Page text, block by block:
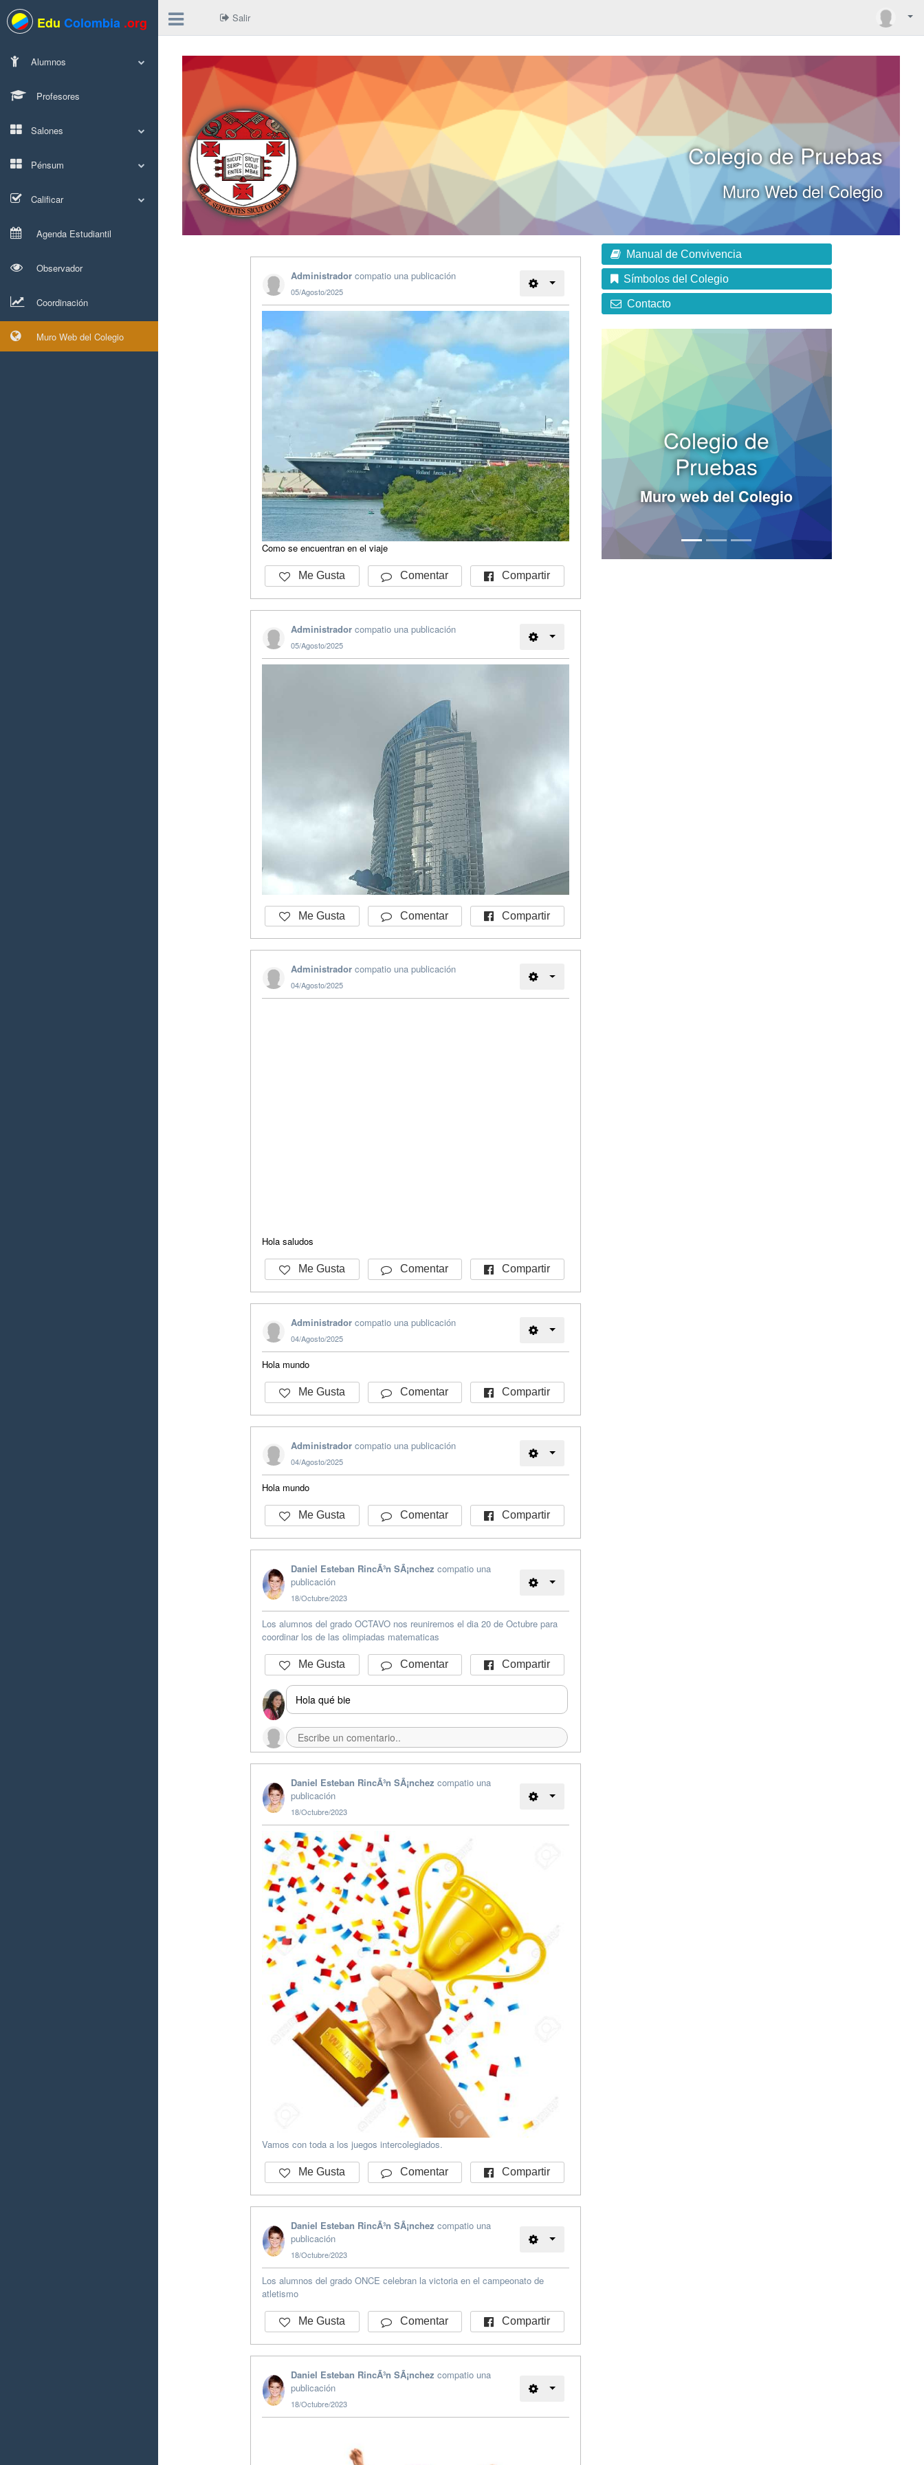
Edu Colombia .org
Alumnos
Profesores
Salones
Pénsum
Calificar
Agenda Estudiantil
Observador
Coordinación
Muro Web del Colegio
Salir
Colegio de Pruebas
Muro Web del Colegio
Administrador compatio una publicación
05/Agosto/2025
Como se encuentran en el viaje
Me Gusta Comentar Compartir
Administrador compatio una publicación
05/Agosto/2025
Me Gusta Comentar Compartir
Administrador compatio una publicación
04/Agosto/2025
Hola saludos
Me Gusta Comentar Compartir
Administrador compatio una publicación
04/Agosto/2025
Hola mundo
Me Gusta Comentar Compartir
Administrador compatio una publicación
04/Agosto/2025
Hola mundo
Me Gusta Comentar Compartir
Daniel Esteban RincÃ³n SÃ¡nchez compatio una
publicación
18/Octubre/2023
Los alumnos del grado OCTAVO nos reuniremos el dia 20 de Octubre para
coordinar los de las olimpiadas matematicas
Me Gusta Comentar Compartir
Hola qué bie
Daniel Esteban RincÃ³n SÃ¡nchez compatio una
publicación
18/Octubre/2023
Vamos con toda a los juegos intercolegiados.
Me Gusta Comentar Compartir
Daniel Esteban RincÃ³n SÃ¡nchez compatio una
publicación
18/Octubre/2023
Los alumnos del grado ONCE celebran la victoria en el campeonato de
atletismo
Me Gusta Comentar Compartir
Daniel Esteban RincÃ³n SÃ¡nchez compatio una
publicación
18/Octubre/2023
Manual de Convivencia
Símbolos del Colegio
Contacto
Colegio de
Pruebas
Muro web del Colegio